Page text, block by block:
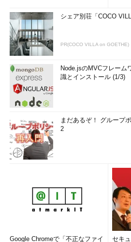
シェア別荘「COCO
PR(COCO VILLA on GOETHE)
Node.jsのMVCフレーム
識とインストール (1/3)
まだあるぞ！ グループ
2
Google Chromeで「不正なファイ セキ